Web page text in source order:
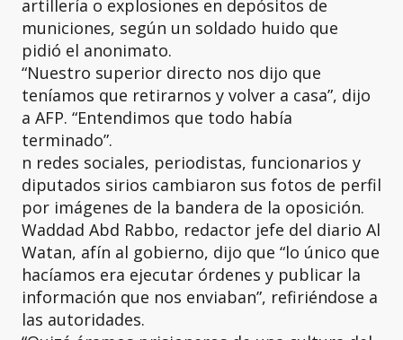
artillería o explosiones en depósitos de
municiones, según un soldado huido que
pidió el anonimato.
“Nuestro superior directo nos dijo que
teníamos que retirarnos y volver a casa”, dijo
a AFP. “Entendimos que todo había
terminado”.
n redes sociales, periodistas, funcionarios y
diputados sirios cambiaron sus fotos de perfil
por imágenes de la bandera de la oposición.
Waddad Abd Rabbo, redactor jefe del diario Al
Watan, afín al gobierno, dijo que “lo único que
hacíamos era ejecutar órdenes y publicar la
información que nos enviaban”, refiriéndose a
las autoridades.